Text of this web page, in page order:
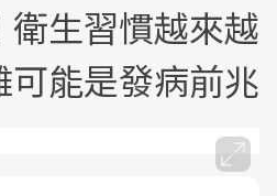
生習慣越來越
能是發病前兆